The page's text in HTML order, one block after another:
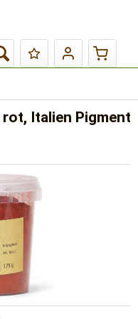
rot, Italien Pigment